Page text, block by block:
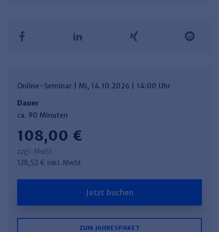
Online-Seminar | Mi, 14.10.2026 | 14:00 Uhr
Dauer
ca. 90 Minuten
108,00 €
zzgl. MwSt.
128,52 € inkl. MwSt.
Jetzt buchen
ZUM JAHRESPAKET